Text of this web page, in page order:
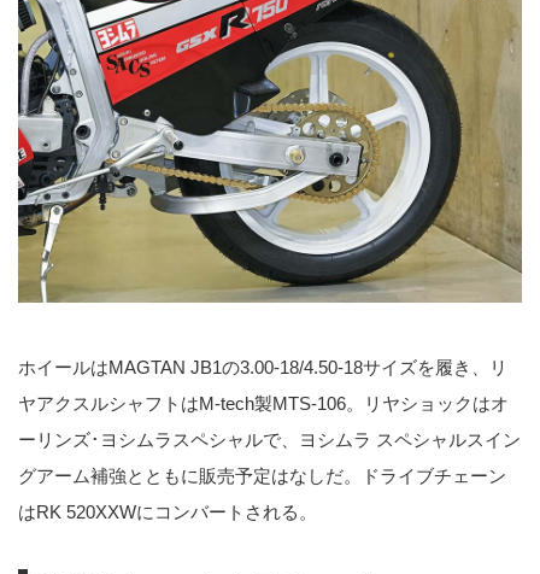
ホイールはMAGTAN JB1の3.00-18/4.50-18サイズを履き、リ
ヤアクスルシャフトはM-tech製MTS-106。リヤショックはオ
ーリンズ･ヨシムラスペシャルで、ヨシムラ スペシャルスイン
グアーム補強とともに販売予定はなしだ。ドライブチェーン
はRK 520XXWにコンバートされる。